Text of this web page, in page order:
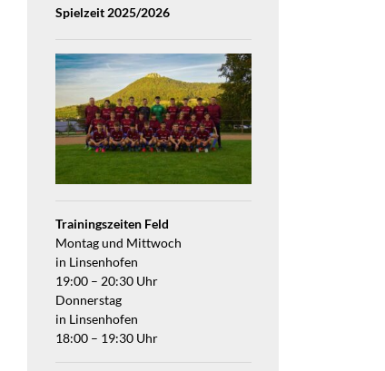
Spielzeit 2025/2026
Trainingszeiten Feld
Montag und Mittwoch
in Linsenhofen
19:00 – 20:30 Uhr
Donnerstag
in Linsenhofen
18:00 – 19:30 Uhr